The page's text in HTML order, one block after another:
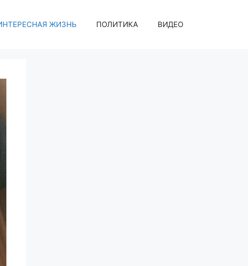
ЖИЗНЬ ПОЛИТИКА ВИДЕО